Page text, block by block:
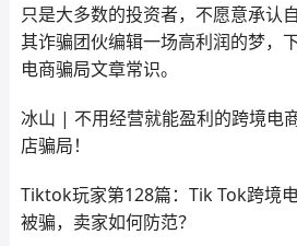
只是大多数的投资者，不愿意承认
其诈骗团伙编辑一场高利润的梦，
电商骗局文章常识。
冰山 | 不用经营就能盈利的跨境电
店骗局！
Tiktok玩家第128篇：Tik Tok跨境
被骗，卖家如何防范？